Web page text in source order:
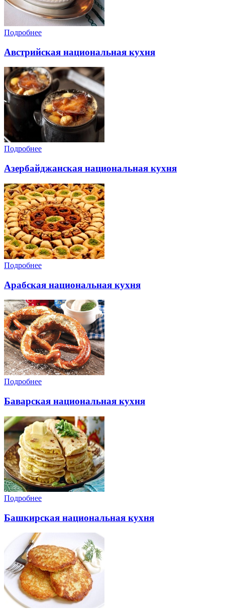
Подробнее
Австрийская национальная кухня
Подробнее
Азербайджанская национальная кухня
Подробнее
Арабская национальная кухня
Подробнее
Баварская национальная кухня
Подробнее
Башкирская национальная кухня